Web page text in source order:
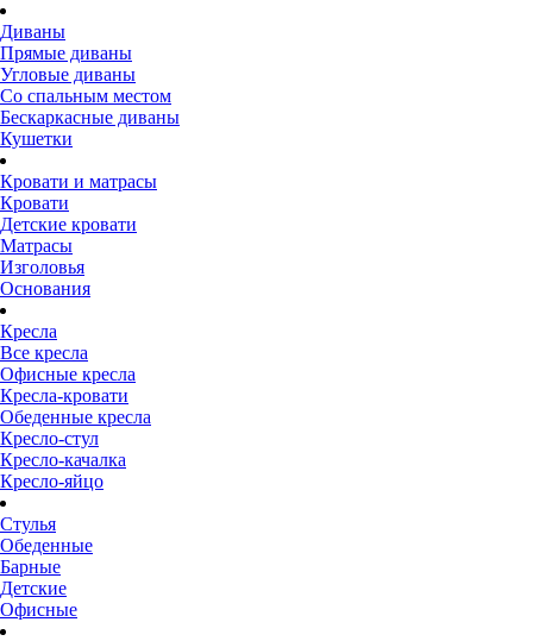
Диваны
Прямые диваны
Угловые диваны
Со спальным местом
Бескаркасные диваны
Кушетки
Кровати и матрасы
Кровати
Детские кровати
Матрасы
Изголовья
Основания
Кресла
Все кресла
Офисные кресла
Кресла-кровати
Обеденные кресла
Кресло-стул
Кресло-качалка
Кресло-яйцо
Стулья
Обеденные
Барные
Детские
Офисные